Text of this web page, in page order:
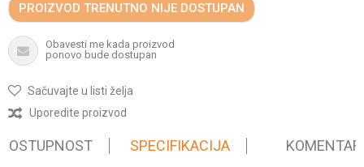
PROIZVOD TRENUTNO NIJE DOSTUPAN
Obavesti me kada proizvod
ponovo bude dostupan
Sačuvajte u listi želja
Uporedite proizvod
SPECIFIKACIJA